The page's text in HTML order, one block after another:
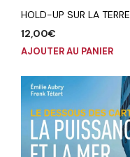
HOLD-UP SUR LA TERRE
12,00€
AJOUTER AU PANIER